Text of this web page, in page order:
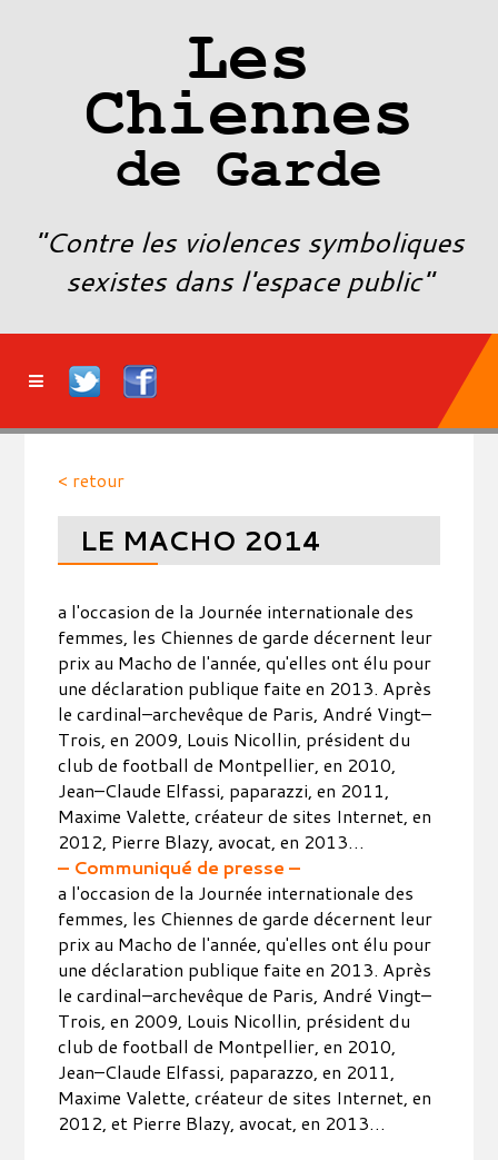
Les
Chiennes
de Garde
"Contre les violences symboliques
sexistes dans l'espace public"
< retour
LE MACHO 2014
a l'occasion de la Journée internationale des
femmes, les Chiennes de garde décernent leur
prix au Macho de l'année, qu'elles ont élu pour
une déclaration publique faite en 2013. Après
le cardinal–archevêque de Paris, André Vingt–
Trois, en 2009, Louis Nicollin, président du
club de football de Montpellier, en 2010,
Jean–Claude Elfassi, paparazzi, en 2011,
Maxime Valette, créateur de sites Internet, en
2012, Pierre Blazy, avocat, en 2013…
– Communiqué de presse –
a l'occasion de la Journée internationale des
femmes, les Chiennes de garde décernent leur
prix au Macho de l'année, qu'elles ont élu pour
une déclaration publique faite en 2013. Après
le cardinal–archevêque de Paris, André Vingt–
Trois, en 2009, Louis Nicollin, président du
club de football de Montpellier, en 2010,
Jean–Claude Elfassi, paparazzo, en 2011,
Maxime Valette, créateur de sites Internet, en
2012, et Pierre Blazy, avocat, en 2013…